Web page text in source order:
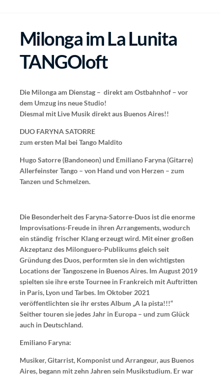
Milonga im La Lunita
TANGOloft
Die Milonga am Dienstag – direkt am Ostbahnhof – vor
dem Umzug ins neue Studio!
Diesmal mit Live Musik direkt aus Buenos Aires!!
DUO FARYNA SATORRE
zum ersten Mal bei Tango Maldito
Hugo Satorre (Bandoneon) und Emiliano Faryna (Gitarre)
Allerfeinster Tango – von Hand und von Herzen – zum
Tanzen und Schmelzen.
Die Besonderheit des Faryna-Satorre-Duos ist die enorme
Improvisations-Freude in ihren Arrangements, wodurch
ein ständig frischer Klang erzeugt wird. Mit einer großen
Akzeptanz des Milonguero-Publikums gleich seit
Gründung des Duos, performten sie in den wichtigsten
Locations der Tangoszene in Buenos Aires. Im August 2019
spielten sie ihre erste Tournee in Frankreich mit Auftritten
in Paris, Lyon und Tarbes. Im Oktober 2021
veröffentlichten sie ihr erstes Album „A la pista!!!“
Seither touren sie jedes Jahr in Europa – und zum Glück
auch in Deutschland.
Emiliano Faryna:
Musiker, Gitarrist, Komponist und Arrangeur, aus Buenos
Aires, begann mit zehn Jahren sein Musikstudium. Er war